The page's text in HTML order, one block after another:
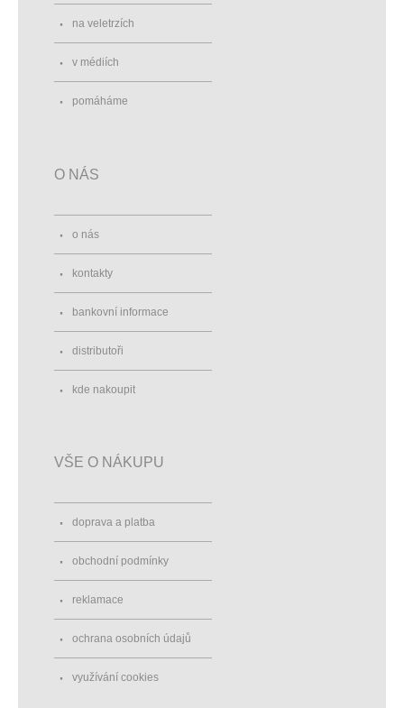
na veletrzích
v médiích
pomáháme
O NÁS
o nás
kontakty
bankovní informace
distributoři
kde nakoupit
VŠE O NÁKUPU
doprava a platba
obchodní podmínky
reklamace
ochrana osobních údajů
využívání cookies